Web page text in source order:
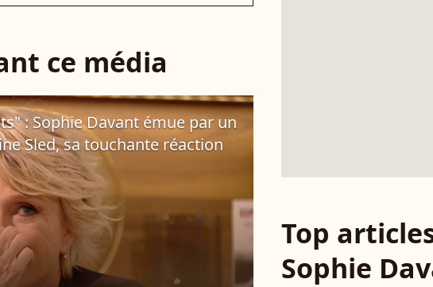
ce média
: Sophie Davant émue par un
Sled, sa touchante réaction
Top
Sophie